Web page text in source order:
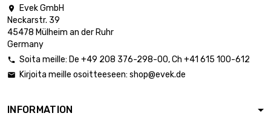

Evek GmbH
Neckarstr. 39
45478 Mülheim an der Ruhr
Germany
 Soita meille: De +49 208 376-298-00, Ch +41 615 100-612
 Kirjoita meille osoitteeseen: shop@evek.de
INFORMATION